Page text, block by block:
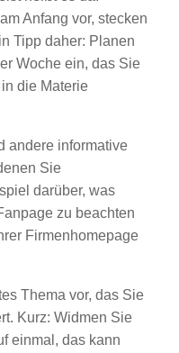
Anfang vor, stecken
Tipp daher: Planen
Woche ein, das Sie
die Materie
andere informative
Sie
darüber, was
zu beachten
Firmenhomepage
Thema vor, das Sie
Kurz: Widmen Sie
einmal, das kann